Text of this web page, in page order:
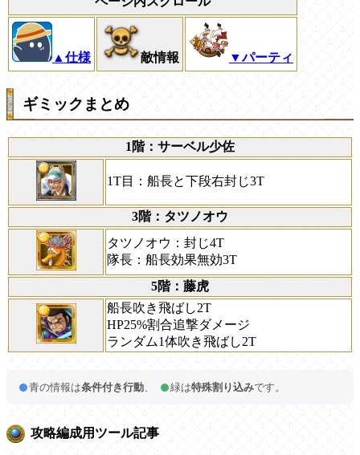
▲仕様 敵情報 ▼パーティ
ギミックまとめ
1階：サーベル少佐
1T目：船長と下段右封じ3T
3階：タツノオウ
タツノオウ：封じ4T
隊長：船長効果無効3T
5階：藤虎
船長吹き飛ばし2T
HP25%割合追撃ダメージ
ランダム1体吹き飛ばし2T
青の情報は条件付き行動 緑は特殊割り込みです。
攻略編成用ツール記事